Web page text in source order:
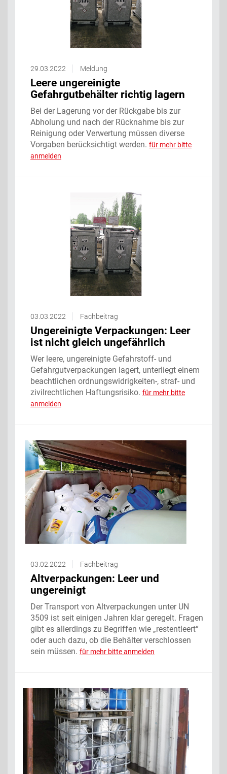
29.03.2022 Meldung
Leere ungereinigte
Gefahrgutbehälter richtig lagern
Bei der Lagerung vor der Rückgabe bis zur
Abholung und nach der Rücknahme bis zur
Reinigung oder Verwertung müssen diverse
Vorgaben berücksichtigt werden. für mehr bitte
anmelden
03.03.2022 Fachbeitrag
Ungereinigte Verpackungen: Leer
ist nicht gleich ungefährlich
Wer leere, ungereinigte Gefahrstoff- und
Gefahrgutverpackungen lagert, unterliegt einem
beachtlichen ordnungswidrigkeiten-, straf- und
zivilrechtlichen Haftungsrisiko. für mehr bitte
anmelden
03.02.2022 Fachbeitrag
Altverpackungen: Leer und
ungereinigt
Der Transport von Altverpackungen unter UN
3509 ist seit einigen Jahren klar geregelt. Fragen
gibt es allerdings zu Begriffen wie „restentleert“
oder auch dazu, ob die Behälter verschlossen
sein müssen. für mehr bitte anmelden